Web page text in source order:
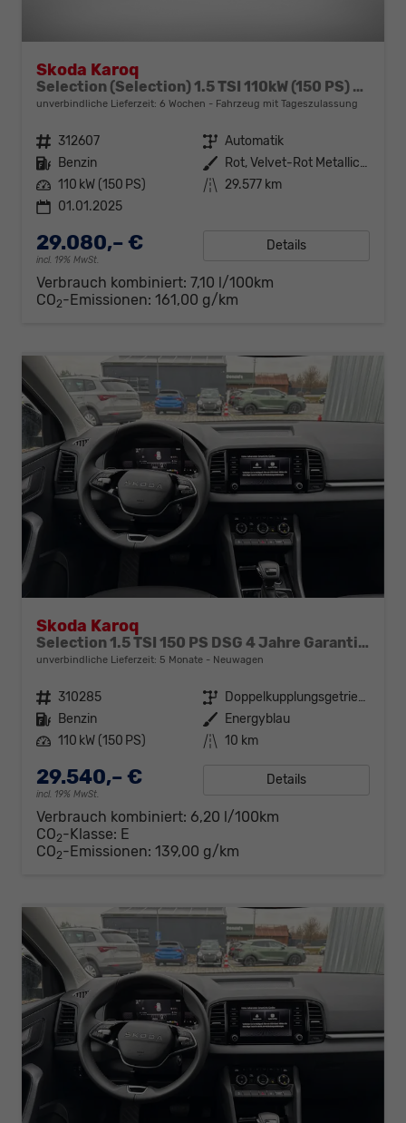
Skoda Karoq
Selection (Selection) 1.5 TSI 110kW (150 PS) 7-Gang DSG
unverbindliche Lieferzeit: 6 Wochen Fahrzeug mit Tageszulassung
Fahrzeugnr. 312607 Getriebe Automatik
Kraftstoff Benzin Außenfarbe
Rot, Velvet-Rot Metallic (K1)
Leistung 110 kW (150 PS) Kilometerstand 29.577 km
01.01.2025
29.080,– €
incl. 19% MwSt.
Details
Verbrauch kombiniert: 7,10 l/100km
CO2-Emissionen: 161,00 g/km
Skoda Karoq
Selection 1.5 TSI 150 PS DSG 4 Jahre Garantie-Keyless Start-AppleCarPlay-AndroidAuto-Sunset-Tempomat-2-Zonen-Klima-16''Alu
unverbindliche Lieferzeit: 5 Monate Neuwagen
Fahrzeugnr. 310285 Getriebe
Doppelkupplungsgetriebe (DSG)
Kraftstoff Benzin Außenfarbe Energyblau
Leistung 110 kW (150 PS) Kilometerstand 10 km
29.540,– €
incl. 19% MwSt.
Details
Verbrauch kombiniert: 6,20 l/100km
CO2-Klasse: E
CO2-Emissionen: 139,00 g/km